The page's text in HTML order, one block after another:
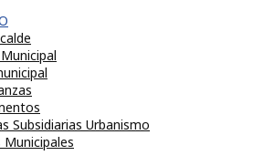
Subsidiarias Urbanismo
Municipales